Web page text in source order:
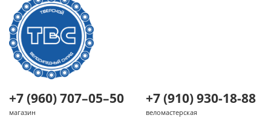
+7 (960) 707–05–50
магазин
+7 (910) 930-18-88
веломастерская